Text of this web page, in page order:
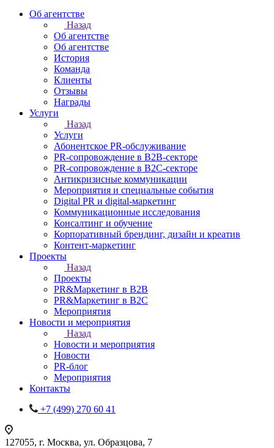
Об агентстве
Назад
Об агентстве
Об агентстве
История
Команда
Клиенты
Отзывы
Награды
Услуги
Назад
Услуги
Абонентское PR-обслуживание
PR-сопровождение в B2B-секторе
PR-сопровождение в B2С-секторе
Антикризисные коммуникации
Мероприятия и специальные события
Digital PR и digital-маркетинг
Коммуникационные исследования
Консалтинг и обучение
Корпоративный брендинг, дизайн и креатив
Контент-маркетинг
Проекты
Назад
Проекты
PR&Маркетинг в B2B
PR&Маркетинг в B2C
Мероприятия
Новости и мероприятия
Назад
Новости и мероприятия
Новости
PR-блог
Мероприятия
Контакты
+7 (499) 270 60 41
127055, г. Москва, ул. Образцова, 7